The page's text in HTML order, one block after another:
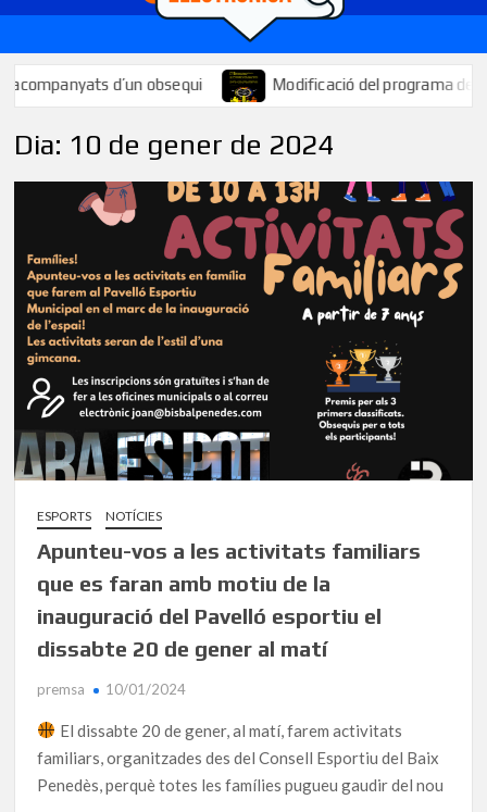
d’un obsequi Modificació del programa de la
Dia: 10 de gener de 2024
ESPORTS NOTÍCIES
Apunteu-vos a les activitats familiars
que es faran amb motiu de la
inauguració del Pavelló esportiu el
dissabte 20 de gener al matí
premsa 10/01/2024
El dissabte 20 de gener, al matí, farem activitats
familiars, organitzades des del Consell Esportiu del Baix
Penedès, perquè totes les famílies pugueu gaudir del nou